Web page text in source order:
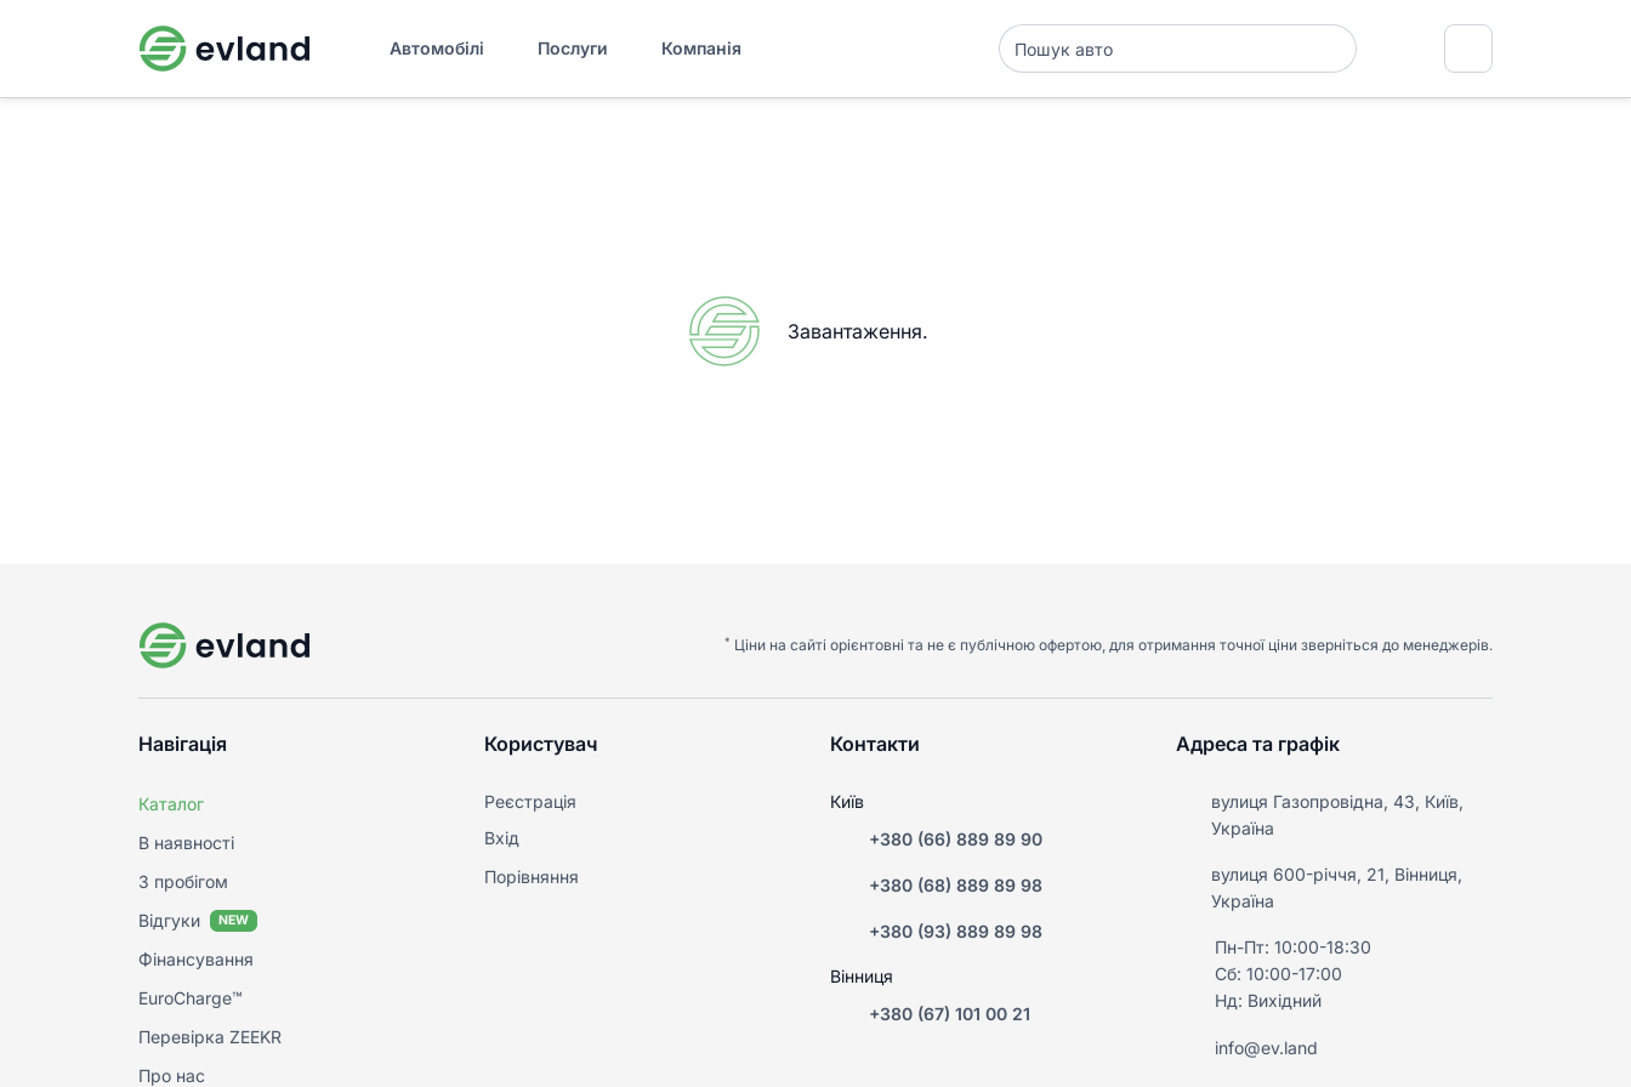
Автомобілі Послуги Компанія
Завантаження.
* Ціни на сайті орієнтовні та не є публічною офертою, для отримання точної ціни зверніться до менеджерів.
Навігація
Каталог
В наявності
З пробігом
Відгуки
NEW
Фінансування
EuroCharge™
Перевірка ZEEKR
Про нас
Користувач
Реєстрація
Вхід
Порівняння
Контакти
Київ
+380 (66) 889 89 90
+380 (68) 889 89 98
+380 (93) 889 89 98
Вінниця
+380 (67) 101 00 21
Адреса та графік
вулиця Газопровідна, 43, Київ,
Україна
вулиця 600-річчя, 21, Вінниця,
Україна
Пн-Пт: 10:00-18:30
Сб: 10:00-17:00
Нд: Вихідний
info@ev.land